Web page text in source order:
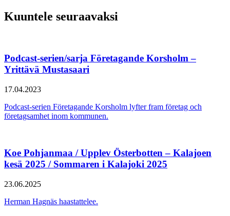
Kuuntele seuraavaksi
Podcast-serien/sarja Företagande Korsholm –
Yrittävä Mustasaari
17.04.2023
Podcast-serien Företagande Korsholm lyfter fram företag och
företagsamhet inom kommunen.
Koe Pohjanmaa / Upplev Österbotten – Kalajoen
kesä 2025 / Sommaren i Kalajoki 2025
23.06.2025
Herman Hagnäs haastattelee.